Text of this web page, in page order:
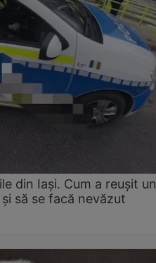
din Iași. Cum a reușit un
să se facă nevăzut